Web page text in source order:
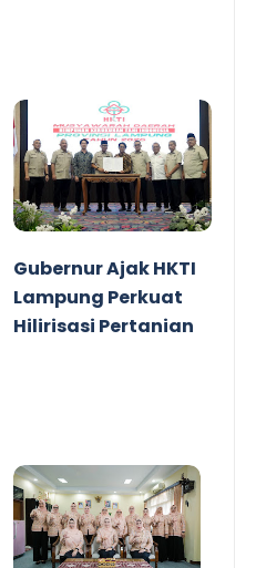
Gubernur Ajak HKTI
Lampung Perkuat
Hilirisasi Pertanian